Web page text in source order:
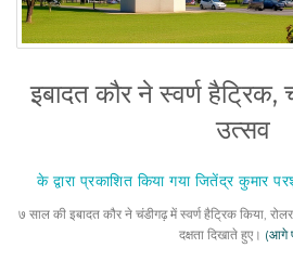
इबादत कौर ने स्वर्ण
उत्सव
के द्वारा प्रकाशित किया गया जितेंद्र
७ साल की इबादत कौर ने चंडीगढ़ में स्वर्ण हैट्रिक किया,
दक्षता दिखाते हुए। (आगे